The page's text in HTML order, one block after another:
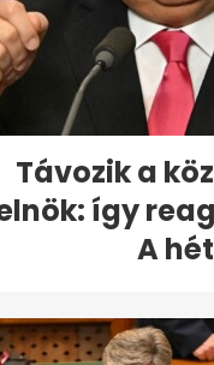
Távozik a
így
A